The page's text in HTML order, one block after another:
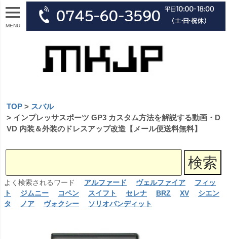
MENU
TOP
スバル
インプレッサスポーツ GP3 カスタム方法を解説する動画・D
VD 内装＆外装のドレスアップ改造【メール便送料無料】
よく検索されるワード アルファード ヴェルファイア
フィッ
ト
ジムニー コペン スイフト セレナ BRZ XV
シエン
タ
ノア ヴォクシー ソリオバンディット